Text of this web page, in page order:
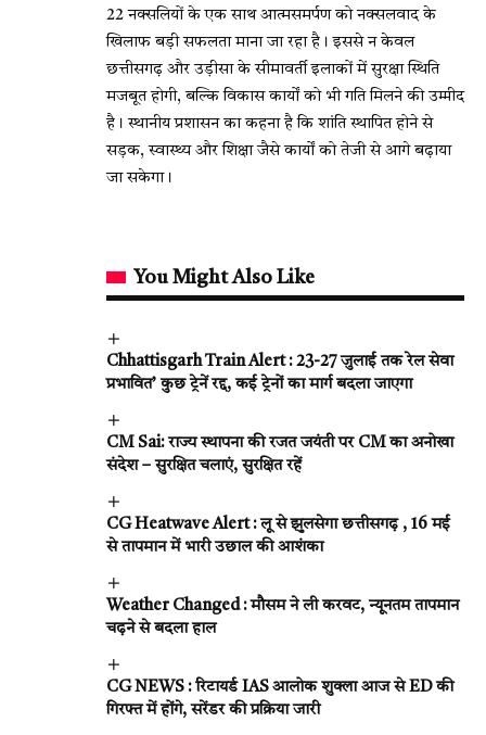
22 नक्सलियों के एक साथ आत्मसमर्पण को नक्सलवाद के
खिलाफ बड़ी सफलता माना जा रहा है। इससे न केवल
छत्तीसगढ़ और उड़ीसा के सीमावर्ती इलाकों में सुरक्षा स्थिति
मजबूत होगी, बल्कि विकास कार्यों को भी गति मिलने की उम्मीद
है। स्थानीय प्रशासन का कहना है कि शांति स्थापित होने से
सड़क, स्वास्थ्य और शिक्षा जैसे कार्यों को तेजी से आगे बढ़ाया
जा सकेगा।
You Might Also Like
Chhattisgarh Train Alert : 23-27 जुलाई तक रेल सेवा
प्रभावित’ कुछ ट्रेनें रद्द, कई ट्रेनों का मार्ग बदला जाएगा
CM Sai: राज्य स्थापना की रजत जयंती पर CM का अनोखा
संदेश – सुरक्षित चलाएं, सुरक्षित रहें
CG Heatwave Alert : लू से झुलसेगा छत्तीसगढ़ , 16 मई
से तापमान में भारी उछाल की आशंका
Weather Changed : मौसम ने ली करवट, न्यूनतम तापमान
चढ़ने से बदला हाल
CG NEWS : रिटायर्ड IAS आलोक शुक्ला आज से ED की
गिरफ्त में होंगे, सरेंडर की प्रक्रिया जारी